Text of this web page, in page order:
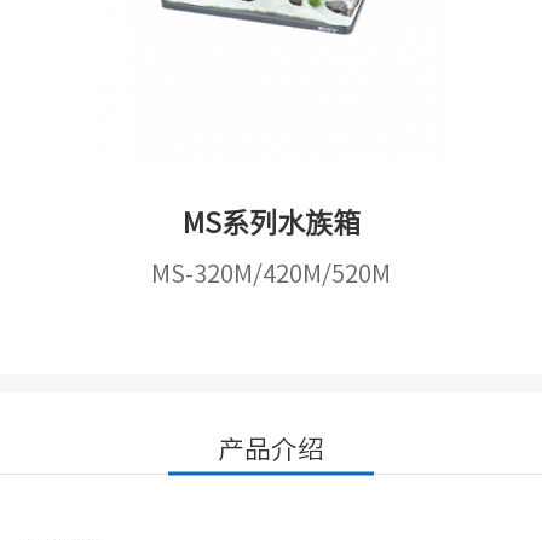
MS系列水族箱
MS-320M/420M/520M
产品介绍